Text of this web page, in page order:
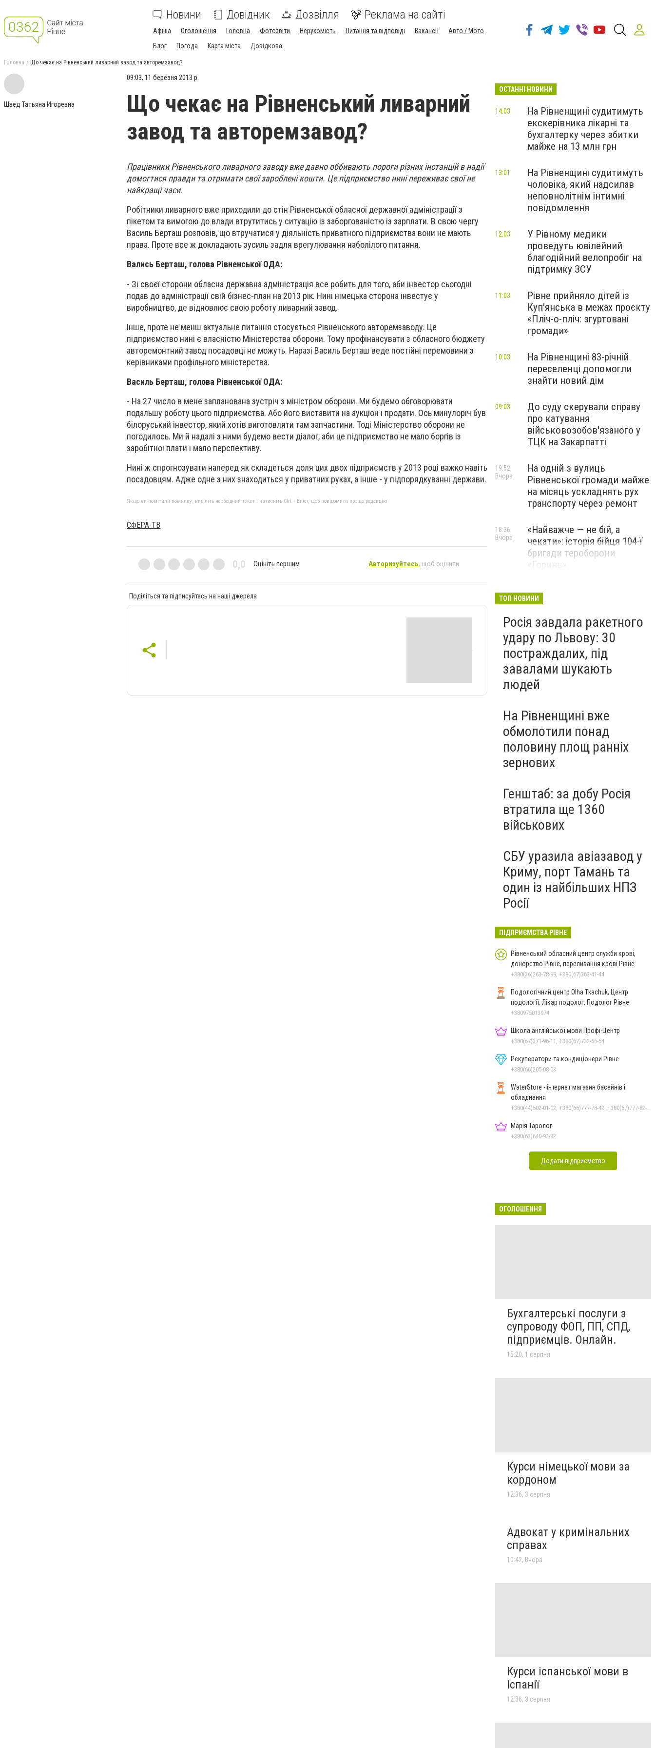
Новини Довідник Дозвілля Реклама на сайті
Афіша Оголошення Головна Фотозвіти Нерухомість Питання та відповіді Вакансії
Авто / Мото
Блог
Погода Карта міста Довідкова
Головна Що чекає на Рівненський ливарний завод та авторемзавод?
Швед Татьяна Игоревна
09:03, 11 березня 2013 р.
Що чекає на Рівненський ливарний
завод та авторемзавод?
Працівники Рівненського ливарного заводу вже давно оббивають пороги різних інстанцій в надії
домогтися правди та отримати свої зароблені кошти. Це підприємство нині переживає свої не
найкращі часи.
Робітники ливарного вже приходили до стін Рівненської обласної державної адміністрації з
пікетом та вимогою до влади втрутитись у ситуацію із заборгованістю із зарплати. В свою чергу
Василь Берташ розповів, що втручатися у діяльність приватного підприємства вони не мають
права. Проте все ж докладають зусиль задля врегулювання наболілого питання.
Вались Берташ, голова Рівненської ОДА:
- Зі своєї сторони обласна державна адміністрація все робить для того, аби інвестор сьогодні
подав до адміністрації свій бізнес-план на 2013 рік. Нині німецька сторона інвестує у
виробництво, де відновлює свою роботу ливарний завод.
Інше, проте не менш актуальне питання стосується Рівненського авторемзаводу. Це
підприємство нині є власністю Міністерства оборони. Тому профінансувати з обласного бюджету
авторемонтний завод посадовці не можуть. Наразі Василь Берташ веде постійні перемовини з
керівниками профільного міністерства.
Василь Берташ, голова Рівненської ОДА:
- На 27 число в мене запланована зустріч з міністром оборони. Ми будемо обговорювати
подальшу роботу цього підприємства. Або його виставити на аукціон і продати. Ось минулоріч був
білоруський інвестор, який хотів виготовляти там запчастини. Тоді Міністерство оборони не
погодилось. Ми й надалі з ними будемо вести діалог, аби це підприємство не мало боргів із
заробітної плати і мало перспективу.
Нині ж спрогнозувати наперед як складеться доля цих двох підприємств у 2013 році важко навіть
посадовцям. Адже одне з них знаходиться у приватних руках, а інше - у підпорядкуванні держави.
Якщо ви помітили помилку, виділіть необхідний текст і натисніть Ctrl + Enter, щоб повідомити про це редакцію
СФЕРА-ТВ
0,0 Оцініть першим Авторизуйтесь, щоб оцінити
Поділіться та підписуйтесь на наші джерела
ОСТАННІ НОВИНИ
На Рівненщині судитимуть
екскерівника лікарні та
бухгалтерку через збитки
майже на 13 млн грн
14:03
На Рівненщині судитимуть
чоловіка, який надсилав
неповнолітнім інтимні
повідомлення
13:01
У Рівному медики
проведуть ювілейний
благодійний велопробіг на
підтримку ЗСУ
12:03
Рівне прийняло дітей із
Куп'янська в межах проєкту
«Пліч-о-пліч: згуртовані
громади»
11:03
На Рівненщині 83-річній
переселенці допомогли
знайти новий дім
10:03
До суду скерували справу
про катування
військовозобов'язаного у
ТЦК на Закарпатті
09:03
На одній з вулиць
Рівненської громади майже
на місяць ускладнять рух
транспорту через ремонт
19:52
Вчора
«Найважче — не бій, а
чекати»: історія бійця 104-ї
бригади тероборони
«Горинь»
18:36
Вчора
ТОП НОВИНИ
Росія завдала ракетного
удару по Львову: 30
постраждалих, під
завалами шукають
людей
На Рівненщині вже
обмолотили понад
половину площ ранніх
зернових
Генштаб: за добу Росія
втратила ще 1360
військових
СБУ уразила авіазавод у
Криму, порт Тамань та
один із найбільших НПЗ
Росії
ПІДПРИЄМСТВА РІВНЕ
Рівненський обласний центр служби крові,
донорство Рівне, переливання крові Рівне
+380(36)263-78-99, +380(67)363-41-44
Подологічний центр Olha Tkachuk, Центр
подології, Лікар подолог, Подолог Рівне
+380975013974
Школа англійської мови Профі-Центр
+380(67)371-96-11, +380(67)732-56-54
Рекуператори та кондиціонери Рівне
+380(66)205-08-03
WaterStore - інтернет магазин басейнів і
обладнання
+380(44)502-01-02, +380(66)777-78-42, +380(67)777-82-19, +380(67)890-80-80, +380(73)890-80-80, +380(44)502-01-03
Марія Таролог
+380(63)640-92-32
Додати підприємство
ОГОЛОШЕННЯ
Бухгалтерські послуги з
супроводу ФОП, ПП, СПД,
підприємців. Онлайн.
15:20, 1 серпня
Курси німецької мови за
кордоном
12:36, 3 серпня
Адвокат у кримінальних
справах
10:42, Вчора
Курси іспанської мови в
Іспанії
12:36, 3 серпня